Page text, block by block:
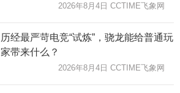
2026年8月4日 CCTIME飞象网
历经最严苛电竞“试炼”，骁龙能给普通玩
家带来什么？
2026年8月4日 CCTIME飞象网